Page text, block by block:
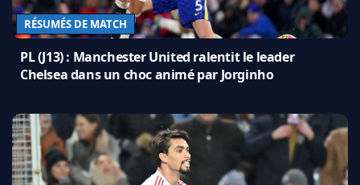
RÉSUMÉS DE MATCH
PL (J13) : Manchester United ralentit le leader
Chelsea dans un choc animé par Jorginho